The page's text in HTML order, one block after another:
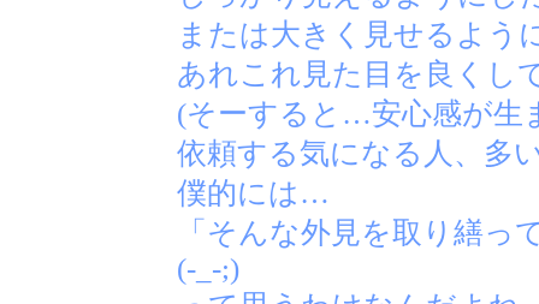
または大きく見せるよう
あれこれ見た目を良くし
(そーすると…安心感が
依頼する気になる人、多
僕的には…
「そんな外見を取り繕
(-_-;)